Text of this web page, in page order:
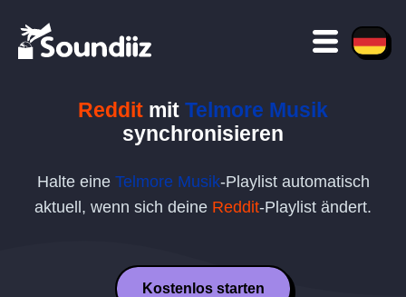
Reddit mit Telmore Musik
synchronisieren
Halte eine Telmore Musik-Playlist automatisch
aktuell, wenn sich deine Reddit-Playlist ändert.
Kostenlos starten